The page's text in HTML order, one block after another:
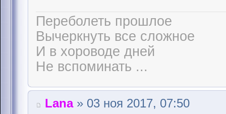
Переболеть прошлое
Вычеркнуть все сложное
И в хороводе дней
Не вспоминать ...
Lana» 03 ноя 2017, 07:50